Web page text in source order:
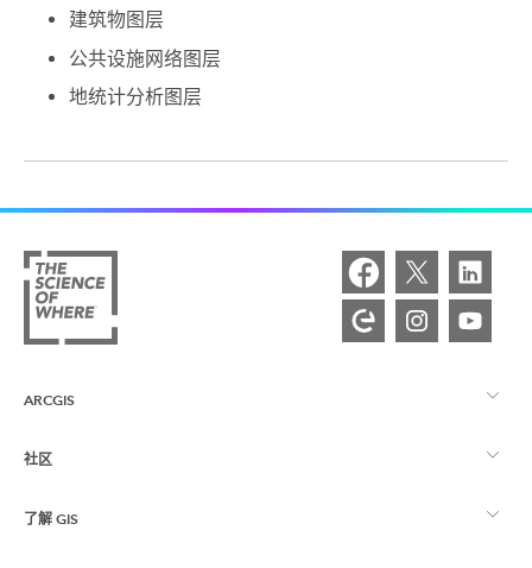
建筑物图层
公共设施网络图层
地统计分析图层
ARCGIS
ArcGIS 概览
制图
社区
Esri 社区
了解 GIS